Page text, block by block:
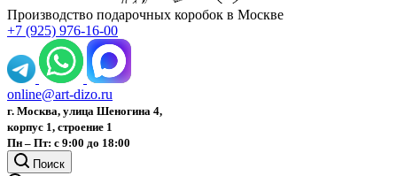
Производство подарочных коробок в Москве
+7 (925) 976-16-00
online@art-dizo.ru
г. Москва, улица Шеногина 4,
корпус 1, строение 1
Пн – Пт: с 9:00 до 18:00
Поиск